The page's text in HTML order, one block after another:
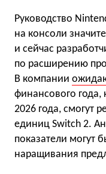
Руководство
на консоли
и сейчас
по расширению
В компании
финансового года,
2026 года, смогут
единиц Switch 2.
показатели могут
наращивания